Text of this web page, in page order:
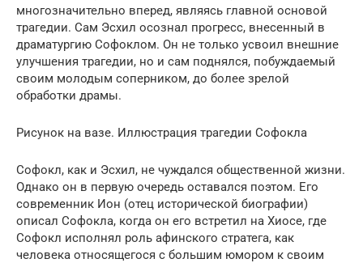
многозначительно вперед, являясь главной основой
трагедии. Сам Эсхил осознал прогресс, внесенный в
драматургию Софоклом. Он не только усвоил внешние
улучшения трагедии, но и сам поднялся, побуждаемый
своим молодым соперником, до более зрелой
обработки драмы.
Рисунок на вазе. Иллюстрация трагедии Софокла
Софокл, как и Эсхил, не чуждался общественной жизни.
Однако он в первую очередь оставался поэтом. Его
современник Ион (отец исторической биографии)
описал Софокла, когда он его встретил на Хиосе, где
Софокл исполнял роль афинского стратега, как
человека относящегося с большим юмором к своим